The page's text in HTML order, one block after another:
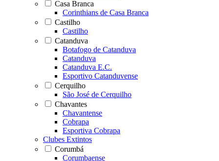
Casa Branca
Corinthians de Casa Branca
Castilho
Castilho
Catanduva
Botafogo de Catanduva
Catanduva
Catanduva E.C.
Esportivo Catanduvense
Cerquilho
São José de Cerquilho
Chavantes
Chavantense
Cobrapa
Esportiva Cobrapa
Clubes Extintos
Corumbá
Corumbaense